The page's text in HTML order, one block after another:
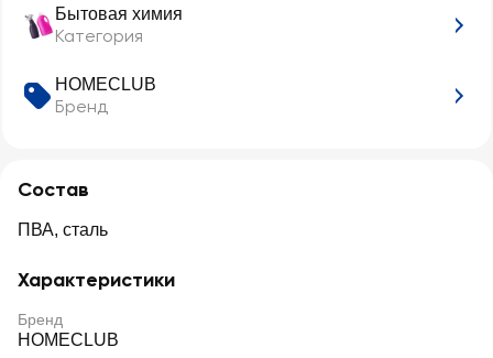
Бытовая химия
Категория
HOMECLUB
Бренд
Состав
ПВА, сталь
Характеристики
Бренд
HOMECLUB